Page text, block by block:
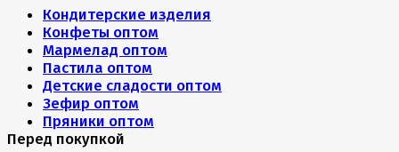
Кондитерские изделия
Конфеты оптом
Мармелад оптом
Пастила оптом
Детские сладости оптом
Зефир оптом
Пряники оптом
Перед покупкой